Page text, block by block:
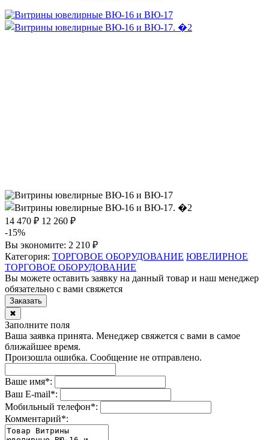
14 470 ₽ 12 260 ₽
-15%
Вы экономите: 2 210 ₽
Категория: ТОРГОВОЕ ОБОРУДОВАНИЕ ЮВЕЛИРНОЕ
ТОРГОВОЕ ОБОРУДОВАНИЕ
Вы можете оставить заявку на данный товар и наш менеджер
обязательно с вами свяжется
Заказать
✖
Заполните поля
Ваша заявка принята. Менеджер свяжется с вами в самое
ближайшее время.
Произошла ошибка. Сообщение не отправлено.
Ваше имя*:
Ваш E-mail*:
Мобильный телефон*:
Комментарий*: